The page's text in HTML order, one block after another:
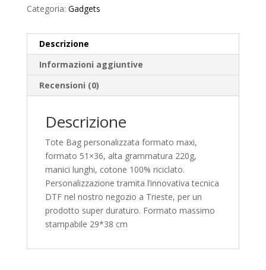
Categoria: Gadgets
Descrizione
Informazioni aggiuntive
Recensioni (0)
Descrizione
Tote Bag personalizzata formato maxi,
formato 51×36, alta grammatura 220g,
manici lunghi, cotone 100% riciclato.
Personalizzazione tramita l’innovativa tecnica
DTF nel nostro negozio a Trieste, per un
prodotto super duraturo. Formato massimo
stampabile 29*38 cm